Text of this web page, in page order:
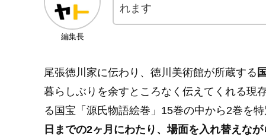
編集長
れます
尾張徳川家に伝わり、徳川美術館が所蔵する
暮らしぶりを余すところなく伝えてくれる現
る国宝「源氏物語絵巻」15巻の中から2巻を特
日までの2ヶ月にわたり、場面を入れ替えな